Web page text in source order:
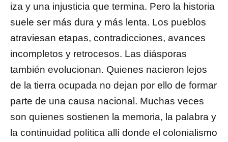
iza y una injusticia que termina. Pero la historia
suele ser más dura y más lenta. Los pueblos
atraviesan etapas, contradicciones, avances
incompletos y retrocesos. Las diásporas
también evolucionan. Quienes nacieron lejos
de la tierra ocupada no dejan por ello de formar
parte de una causa nacional. Muchas veces
son quienes sostienen la memoria, la palabra y
la continuidad política allí donde el colonialismo